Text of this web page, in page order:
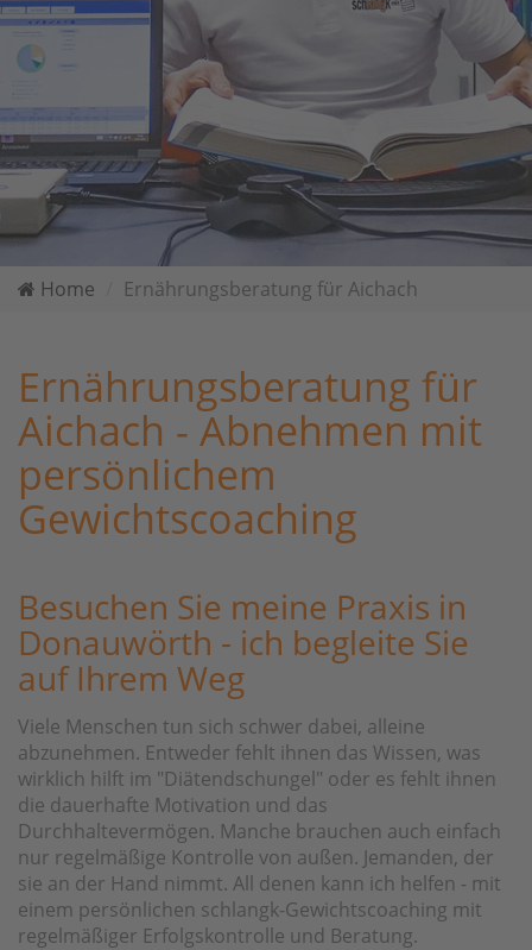
Home Ernährungsberatung für Aichach
Ernährungsberatung für
Aichach - Abnehmen mit
persönlichem
Gewichtscoaching
Besuchen Sie meine Praxis in
Donauwörth - ich begleite Sie
auf Ihrem Weg
Viele Menschen tun sich schwer dabei, alleine
abzunehmen. Entweder fehlt ihnen das Wissen, was
wirklich hilft im "Diätendschungel" oder es fehlt ihnen
die dauerhafte Motivation und das
Durchhaltevermögen. Manche brauchen auch einfach
nur regelmäßige Kontrolle von außen. Jemanden, der
sie an der Hand nimmt. All denen kann ich helfen - mit
einem persönlichen schlangk-Gewichtscoaching mit
regelmäßiger Erfolgskontrolle und Beratung.